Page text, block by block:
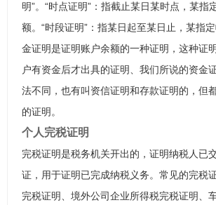
明”。“时点证明”：指截止某日某时点，某指
额。“时段证明”：指某日起至某日止，某指
金证明是证明账户余额的一种证明，这种证
户有资金后才出具的证明、我们所说的资金
法不同，也有叫资信证明和存款证明的，但
的证明。
个人完税证明
完税证明是税务机关开出的，证明纳税人已
证，用于证明已完成纳税义务。常见的完税
完税证明、境外公司企业所得税完税证明、